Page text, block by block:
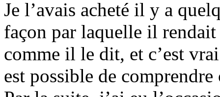
Je l’avais acheté il y a
façon par laquelle il rendait
comme il le dit, et c’est
est possible de